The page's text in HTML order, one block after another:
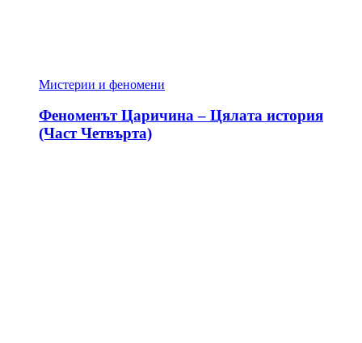
Мистерии и феномени
Феноменът Царичина – Цялата история
(Част Четвърта)